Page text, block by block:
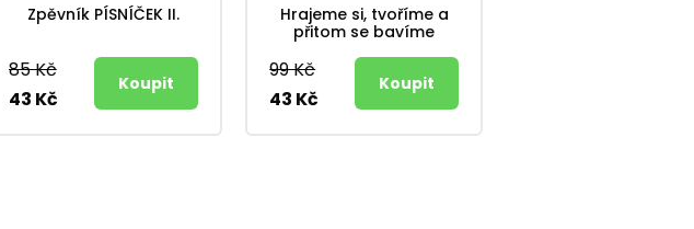
Zpěvník PÍSNÍČEK II.
85 Kč
43 Kč
Hrajeme si, tvoříme a
přitom se bavíme
99 Kč
43 Kč